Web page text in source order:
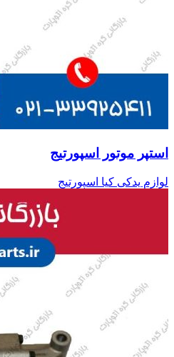
استپر موتور اسپورتیج
لوازم یدکی کیا اسپورتیج